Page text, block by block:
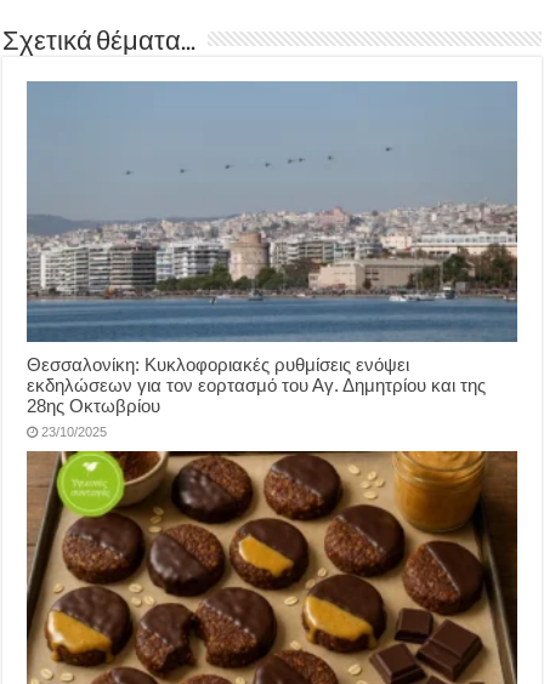
Σχετικά θέματα...
Θεσσαλονίκη: Κυκλοφοριακές ρυθμίσεις ενόψει
εκδηλώσεων για τον εορτασμό του Αγ. Δημητρίου και της
28ης Οκτωβρίου
23/10/2025